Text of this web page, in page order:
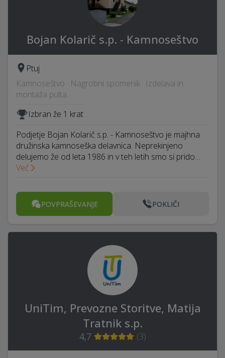
Bojan Kolarič s.p. - Kamnoseštvo
Ptuj
Kamnoseštvo · Nagrobni spomenik · Izdelava in
montaža pulta
Izbran že 1 krat
Podjetje Bojan Kolarič s.p. - Kamnoseštvo je majhna
družinska kamnoseška delavnica. Neprekinjeno
delujemo že od leta 1986 in v teh letih smo si prido…
Več
POVPRAŠEVANJE POKLIČI
UniTim, Prevozne Storitve, Matija
Tratnik s.p.
4,7 (3)